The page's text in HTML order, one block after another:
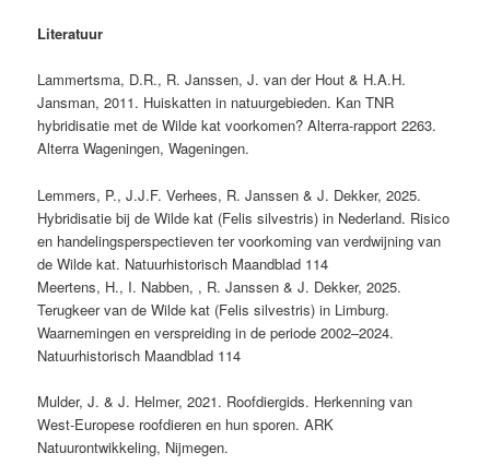
Literatuur
Lammertsma, D.R., R. Janssen, J. van der Hout & H.A.H.
Jansman, 2011. Huiskatten in natuurgebieden. Kan TNR
hybridisatie met de Wilde kat voorkomen? Alterra-rapport 2263.
Alterra Wageningen, Wageningen.
Lemmers, P., J.J.F. Verhees, R. Janssen & J. Dekker, 2025.
Hybridisatie bij de Wilde kat (Felis silvestris) in Nederland. Risico
en handelingsperspectieven ter voorkoming van verdwijning van
de Wilde kat. Natuurhistorisch Maandblad 114
Meertens, H., I. Nabben, , R. Janssen & J. Dekker, 2025.
Terugkeer van de Wilde kat (Felis silvestris) in Limburg.
Waarnemingen en verspreiding in de periode 2002–2024.
Natuurhistorisch Maandblad 114
Mulder, J. & J. Helmer, 2021. Roofdiergids. Herkenning van
West-Europese roofdieren en hun sporen. ARK
Natuurontwikkeling, Nijmegen.